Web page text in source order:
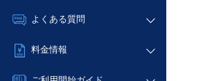
データ利活用
ネットワーク
IoT
よくある質問
データ利活用
料金情報
料金シミュレーター